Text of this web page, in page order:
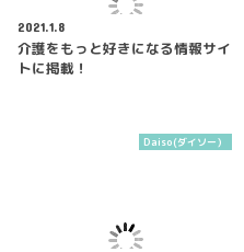
2021.1.8
介護をもっと好きになる情報サイ
トに掲載！
Daiso(ダイソー）